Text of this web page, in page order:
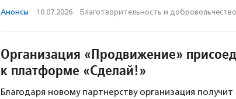
Анонсы · 10.07.2026 · Благотвори­тель­ность и доброволь­чест­во
Организация «Продвижение»
к платформе «Сделай!»
Благодаря новому партнерству организация